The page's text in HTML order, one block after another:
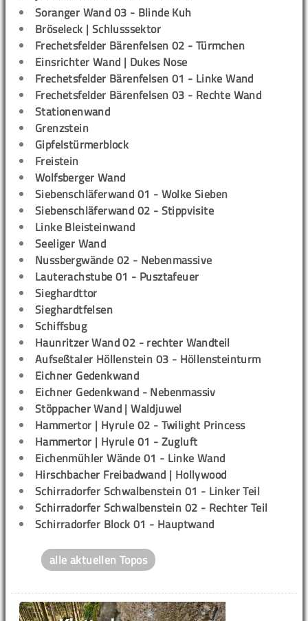
Soranger Wand 03 - Blinde Kuh
Bröseleck | Schlusssektor
Frechetsfelder Bärenfelsen 02 - Türmchen
Einsrichter Wand | Dukes Nose
Frechetsfelder Bärenfelsen 01 - Linke Wand
Frechetsfelder Bärenfelsen 03 - Rechte Wand
Stationenwand
Grenzstein
Gipfelstürmerblock
Freistein
Wolfsberger Wand
Siebenschläferwand 01 - Wolke Sieben
Siebenschläferwand 02 - Stippvisite
Linke Bleisteinwand
Seeliger Wand
Nussbergwände 02 - Nebenmassive
Lauterachstube 01 - Pusztafeuer
Sieghardttor
Sieghardtfelsen
Schiffsbug
Haunritzer Wand 02 - rechter Wandteil
Aufseßtaler Höllenstein 03 - Höllensteinturm
Eichner Gedenkwand
Eichner Gedenkwand - Nebenmassiv
Stöppacher Wand | Waldjuwel
Hammertor | Hyrule 02 - Twilight Princess
Hammertor | Hyrule 01 - Zugluft
Eichenmühler Wände 01 - Linke Wand
Hirschbacher Freibadwand | Hollywood
Schirradorfer Schwalbenstein 01 - Linker Teil
Schirradorfer Schwalbenstein 02 - Rechter Teil
Schirradorfer Block 01 - Hauptwand
alle aktuellen Topos